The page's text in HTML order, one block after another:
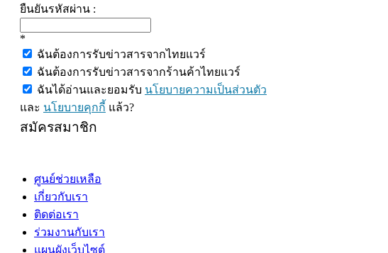
ยืนยันรหัสผ่าน :
*
ฉันต้องการรับข่าวสารจากไทยแวร์
ฉันต้องการรับข่าวสารจากร้านค้าไทยแวร์
ฉันได้อ่านและยอมรับ นโยบายความเป็นส่วนตัว
และ นโยบายคุกกี้ แล้ว?
สมัครสมาชิก
ศูนย์ช่วยเหลือ
เกี่ยวกับเรา
ติดต่อเรา
ร่วมงานกับเรา
แผนผังเว็บไซต์